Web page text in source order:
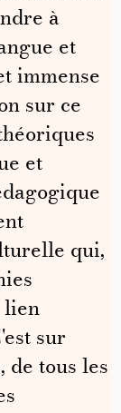
à
et
immense
sur ce
et
qui,
lien
sur
de tous les